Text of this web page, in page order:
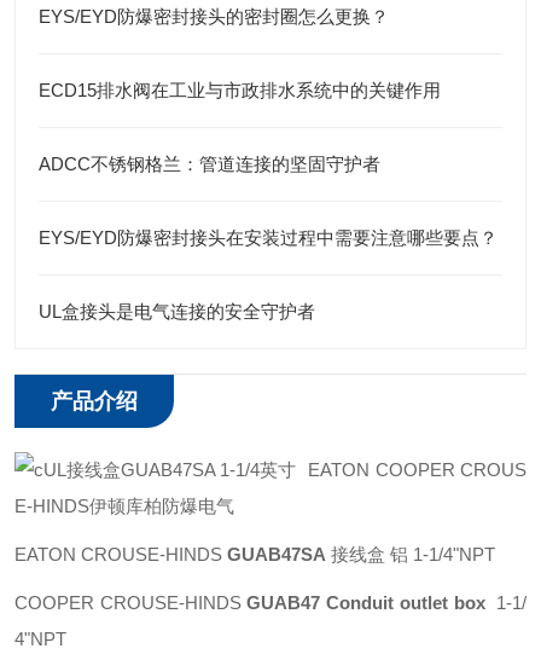
EYS/EYD防爆密封接头的密封圈怎么更换？
ECD15排水阀在工业与市政排水系统中的关键作用
ADCC不锈钢格兰：管道连接的坚固守护者
EYS/EYD防爆密封接头在安装过程中需要注意哪些要点？
UL盒接头是电气连接的安全守护者
产品介绍
EATON COOPER CROUS
E-HINDS伊顿库柏防爆电气
EATON CROUSE-HINDS GUAB47SA 接线盒 铝 1-1/4"NPT
COOPER CROUSE-HINDSGUAB47 Conduit outlet box1-1/
4"NPT